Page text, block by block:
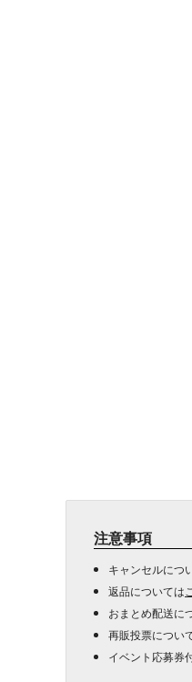
注意事項
キャンセルにつ
返品については
おまとめ配送に
再販投票につい
イベント応募券